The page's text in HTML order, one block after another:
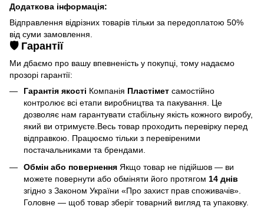
Додаткова інформація:
Відправлення відрізних товарів тільки за передоплатою 50%
від суми замовлення.
🛡️ Гарантії
Ми дбаємо про вашу впевненість у покупці, тому надаємо
прозорі гарантії:
Гарантія якості Компанія Пластімет самостійно
контролює всі етапи виробництва та пакування. Це
дозволяє нам гарантувати стабільну якість кожного виробу,
який ви отримуєте.Весь товар проходить перевірку перед
відправкою. Працюємо тільки з перевіреними
постачальниками та брендами.
Обмін або повернення Якщо товар не підійшов — ви
можете повернути або обміняти його протягом 14 днів
згідно з Законом України «Про захист прав споживачів».
Головне — щоб товар зберіг товарний вигляд та упаковку.